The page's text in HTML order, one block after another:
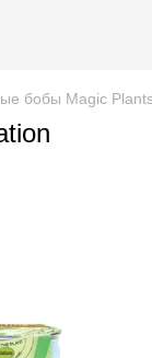
бобы Magic